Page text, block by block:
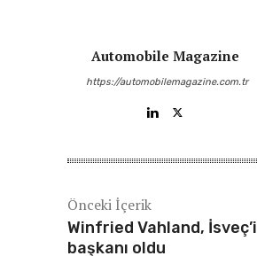
Automobile Magazine
https://automobilemagazine.com.tr
Önceki İçerik
Winfried Vahland,
başkanı oldu